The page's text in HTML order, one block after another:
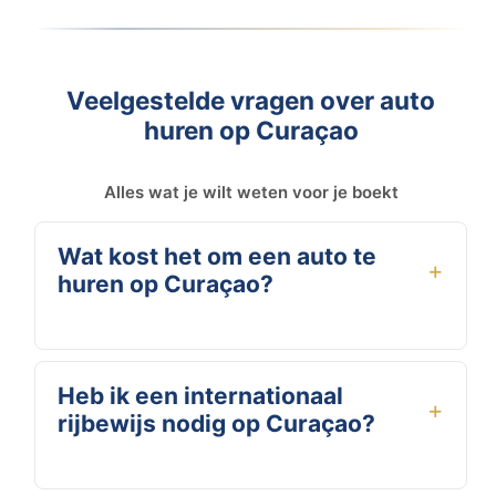
Veelgestelde vragen over auto
huren op Curaçao
Alles wat je wilt weten voor je boekt
Wat kost het om een auto te
huren op Curaçao?
compacte huur auto al vanaf €45 per dag. De prijs
hangt af van het type voertuig en de huurperiode. Al
onze tarieven zijn all-in: inclusief verzekering,
Heb ik een internationaal
rijbewijs nodig op Curaçao?